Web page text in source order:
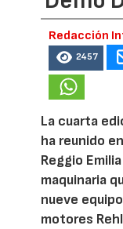
Redacción
2457
La cuarta
ha reunido
Reggio
maquinaria
nueve
motores